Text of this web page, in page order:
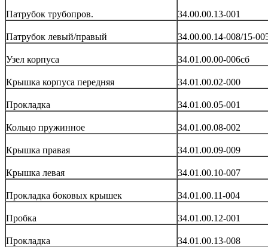
Патрубок трубопров. 34.00.00.13-001
Патрубок левый/правый 34.00.00.14-008/15-
Узел корпуса 34.01.00.00-006сб
Крышка корпуса передняя 34.01.00.02-000
Прокладка 34.01.00.05-001
Кольцо пружинное 34.01.00.08-002
Крышка правая 34.01.00.09-009
Крышка левая 34.01.00.10-007
Прокладка боковых крышек 34.01.00.11-004
Пробка 34.01.00.12-001
Прокладка 34.01.00.13-008